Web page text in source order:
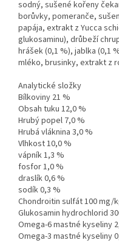
sodný, sušené kořeny
borůvky, pomeranče,
papája, extrakt z Yucca
glukosaminu), drůbeží
hrášek (0,1 %), jablka (0,1
mléko, brusinky, extrakt z
Analytické složky
Bílkoviny 21 %
Obsah tuku 12,0 %
Hrubý popel 7,0 %
Hrubá vláknina 3,0 %
Vlhkost 10,0 %
vápník 1,3 %
fosfor 1,0 %
draslík 0,6 %
sodík 0,3 %
Chondroitin sulfát 100 mg/
Glukosamin hydrochlorid
Omega-6 mastné kyseliny
Omega-3 mastné kyseliny